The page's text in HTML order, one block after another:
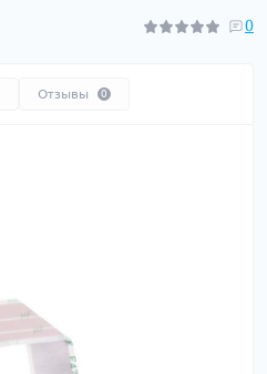
0
Отзывы 0